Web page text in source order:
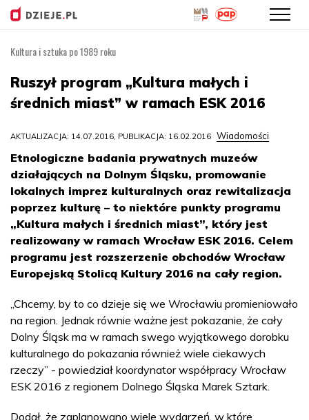
treści
Kultura i sztuka po 1989 roku
Ruszył program „Kultura małych i
średnich miast” w ramach ESK 2016
AKTUALIZACJA: 14.07.2016, PUBLIKACJA: 16.02.2016 Wiadomości
Etnologiczne badania prywatnych muzeów
działających na Dolnym Śląsku, promowanie
lokalnych imprez kulturalnych oraz rewitalizacja
poprzez kulturę – to niektóre punkty programu
„Kultura małych i średnich miast”, który jest
realizowany w ramach Wrocław ESK 2016. Celem
programu jest rozszerzenie obchodów Wrocław
Europejską Stolicą Kultury 2016 na cały region.
„Chcemy, by to co dzieje się we Wrocławiu promieniowało
na region. Jednak równie ważne jest pokazanie, że cały
Dolny Śląsk ma w ramach swego wyjątkowego dorobku
kulturalnego do pokazania również wiele ciekawych
rzeczy” - powiedział koordynator współpracy Wrocław
ESK 2016 z regionem Dolnego Śląska Marek Sztark.
Dodał, że zaplanowano wiele wydarzeń, w które